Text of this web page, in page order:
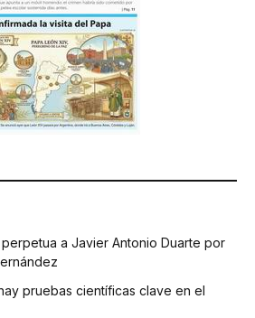
a Javier Antonio Duarte por
pruebas científicas clave en el